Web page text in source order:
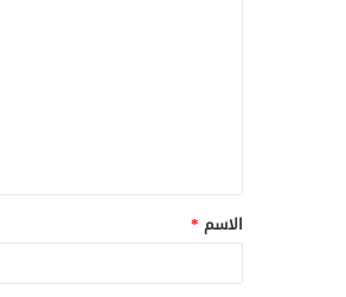
ق
*
الاسم *